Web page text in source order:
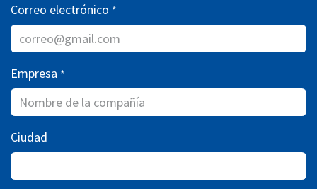
Correo electrónico *
Empresa *
Ciudad